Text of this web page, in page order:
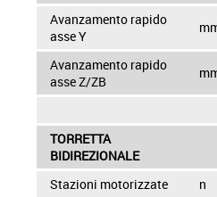
Avanzamento rapido
asse Y
Avanzamento rapido
asse Z/ZB
TORRETTA
BIDIREZIONALE
Stazioni motorizzate
n